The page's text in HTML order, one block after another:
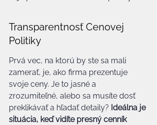
Transparentnosť Cenovej
Politiky
Prvá vec, na ktorú by ste sa mali
zamerať, je, ako firma prezentuje
svoje ceny. Je to jasné a
zrozumiteľné, alebo sa musíte dosť
preklikávať a hľadať detaily? Ideálna je
situácia, keď vidíte presný cenník